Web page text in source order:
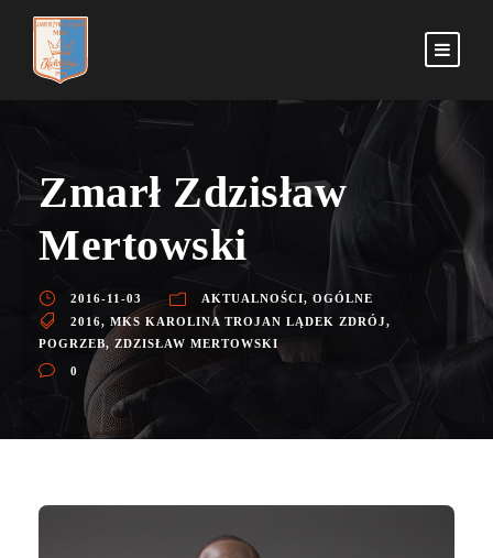
Zmarł Zdzisław
Mertowski
2016-11-03 AKTUALNOŚCI, OGÓLNE
2016, MKS KAROLINA TROJAN LĄDEK ZDRÓJ,
POGRZEB, ZDZISŁAW MERTOWSKI
0